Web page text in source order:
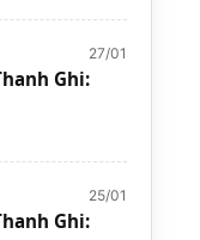
27/01
Ghi:
25/01
Ghi: